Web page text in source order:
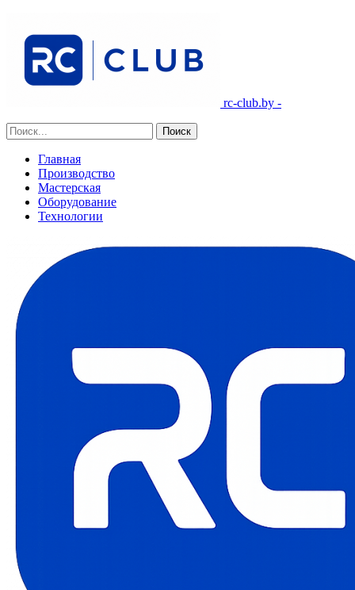
rc-club.by -
Главная
Производство
Мастерская
Оборудование
Технологии